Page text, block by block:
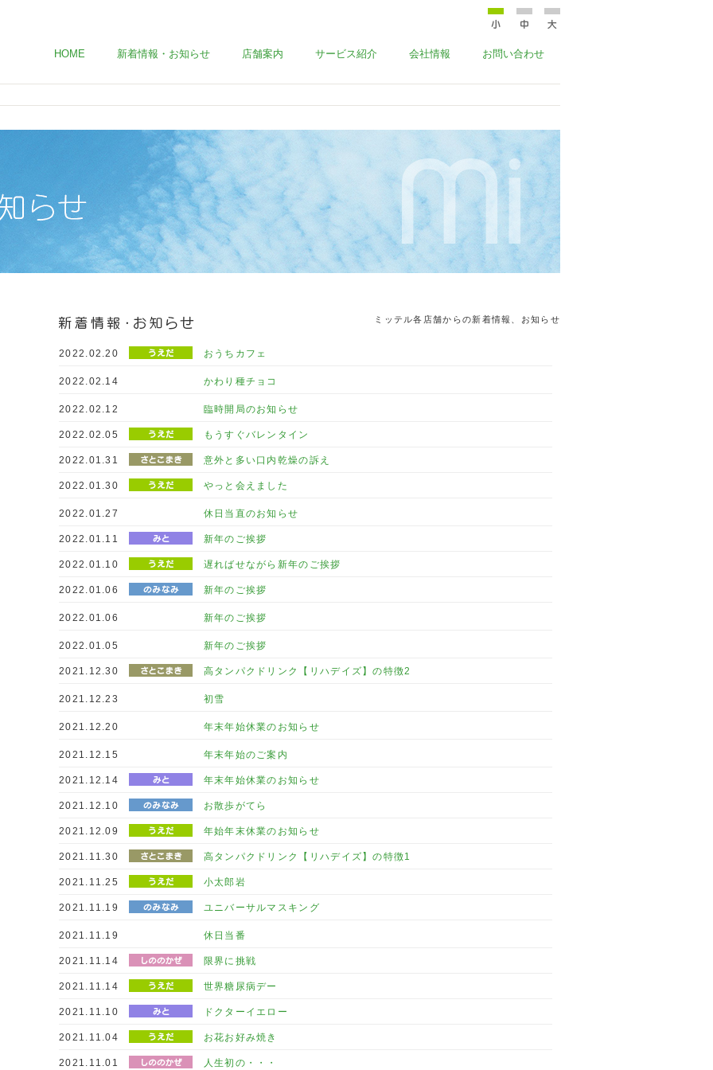
HOME 新着情報・お知らせ 店舗案内 サービス紹介 会社情報 お問い合わせ
ミッテル各店舗からの新着情報、お知らせ
2022.02.20 おうちカフェ
2022.02.14 かわり種チョコ
2022.02.12 臨時開局のお知らせ
2022.02.05 もうすぐバレンタイン
2022.01.31 意外と多い口内乾燥の訴え
2022.01.30 やっと会えました
2022.01.27 休日当直のお知らせ
2022.01.11 新年のご挨拶
2022.01.10 遅ればせながら新年のご挨拶
2022.01.06 新年のご挨拶
2022.01.06 新年のご挨拶
2022.01.05 新年のご挨拶
2021.12.30 高タンパクドリンク【リハデイズ】の特徴2
2021.12.23 初雪
2021.12.20 年末年始休業のお知らせ
2021.12.15 年末年始のご案内
2021.12.14 年末年始休業のお知らせ
2021.12.10 お散歩がてら
2021.12.09 年始年末休業のお知らせ
2021.11.30 高タンパクドリンク【リハデイズ】の特徴1
2021.11.25 小太郎岩
2021.11.19 ユニバーサルマスキング
2021.11.19 休日当番
2021.11.14 限界に挑戦
2021.11.14 世界糖尿病デー
2021.11.10 ドクターイエロー
2021.11.04 お花お好み焼き
2021.11.01 人生初の・・・